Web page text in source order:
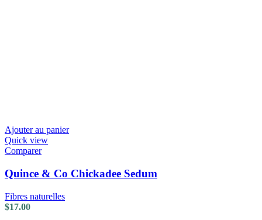
Ajouter au panier
Quick view
Comparer
Quince & Co Chickadee Sedum
Fibres naturelles
$17.00